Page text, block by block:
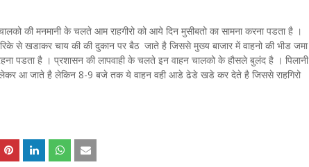
की मनमानी के चलते आम राहगीरो को आये दिन मुसीबतो का सामना करना पडता है ।
से खडाकर चाय की की दुकान पर बैठ जाते है जिससे मुख्य बाजार में वाहनो की भीड जमा
पडता है । प्रशासन की लापवाही के चलते इन वाहन चालको के हौसले बुलंद है । पिलानी
लेकर आ जाते है लेकिन 8-9 बजे तक ये वाहन वही आडे ढेडे खडे कर देते है जिससे राहगिरो